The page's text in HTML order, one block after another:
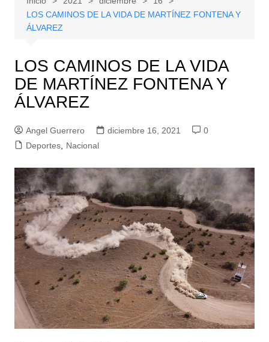
LOS CAMINOS DE LA VIDA DE MARTÍNEZ FONTENA Y
ÁLVAREZ
LOS CAMINOS DE LA VIDA
DE MARTÍNEZ FONTENA Y
ÁLVAREZ
Angel Guerrero diciembre 16, 2021
0
Deportes, Nacional